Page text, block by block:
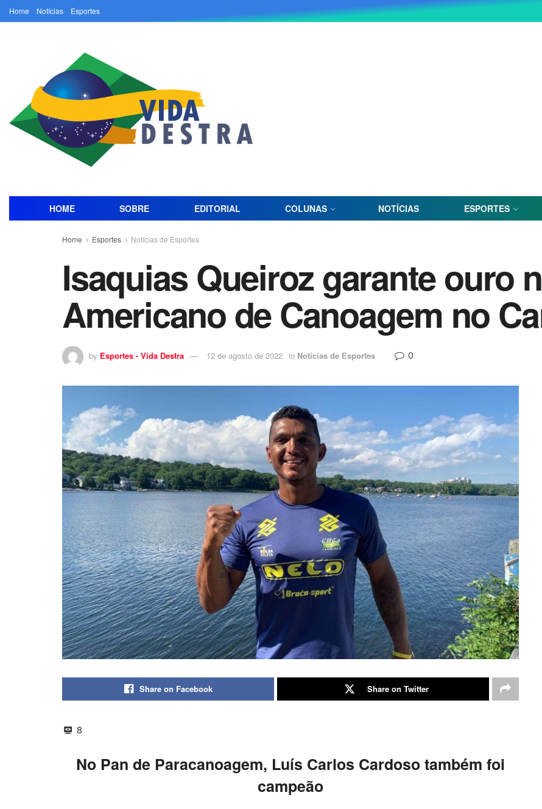
Home Notícias Esportes
HOME SOBRE EDITORIAL COLUNAS NOTÍCIAS ESPORTES
Home Esportes Notícias de Esportes
Isaquias Queiroz garante ouro
Americano de Canoagem no
by Esportes - Vida Destra 12 de agosto de 2022 in Notícias de Esportes 0
Share on Facebook Share on Twitter
8
No Pan de Paracanoagem, Luís Carlos Cardoso também foi
campeão